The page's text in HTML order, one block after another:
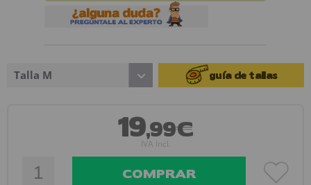
Talla M guía de tallas
19,99€
IVA Incl.
COMPRAR